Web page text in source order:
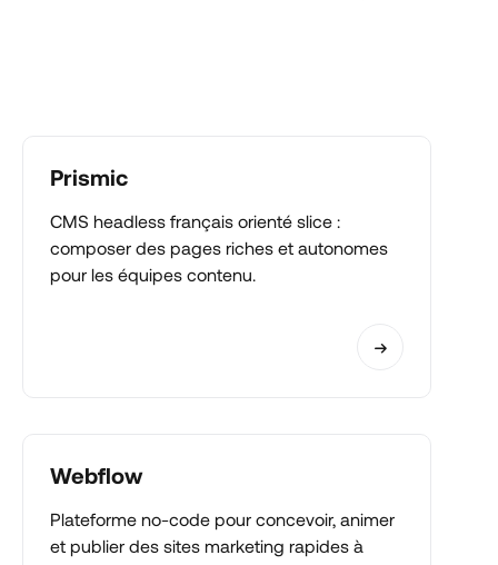
Prismic
CMS headless français orienté slice :
composer des pages riches et autonomes
pour les équipes contenu.
Webflow
Plateforme no-code pour concevoir, animer
et publier des sites marketing rapides à